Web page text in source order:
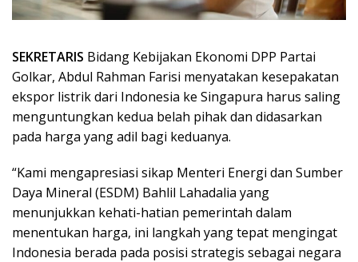
SEKRETARIS Bidang Kebijakan Ekonomi DPP Partai
Golkar, Abdul Rahman Farisi menyatakan kesepakatan
ekspor listrik dari Indonesia ke Singapura harus saling
menguntungkan kedua belah pihak dan didasarkan
pada harga yang adil bagi keduanya.
“Kami mengapresiasi sikap Menteri Energi dan Sumber
Daya Mineral (ESDM) Bahlil Lahadalia yang
menunjukkan kehati-hatian pemerintah dalam
menentukan harga, ini langkah yang tepat mengingat
Indonesia berada pada posisi strategis sebagai negara